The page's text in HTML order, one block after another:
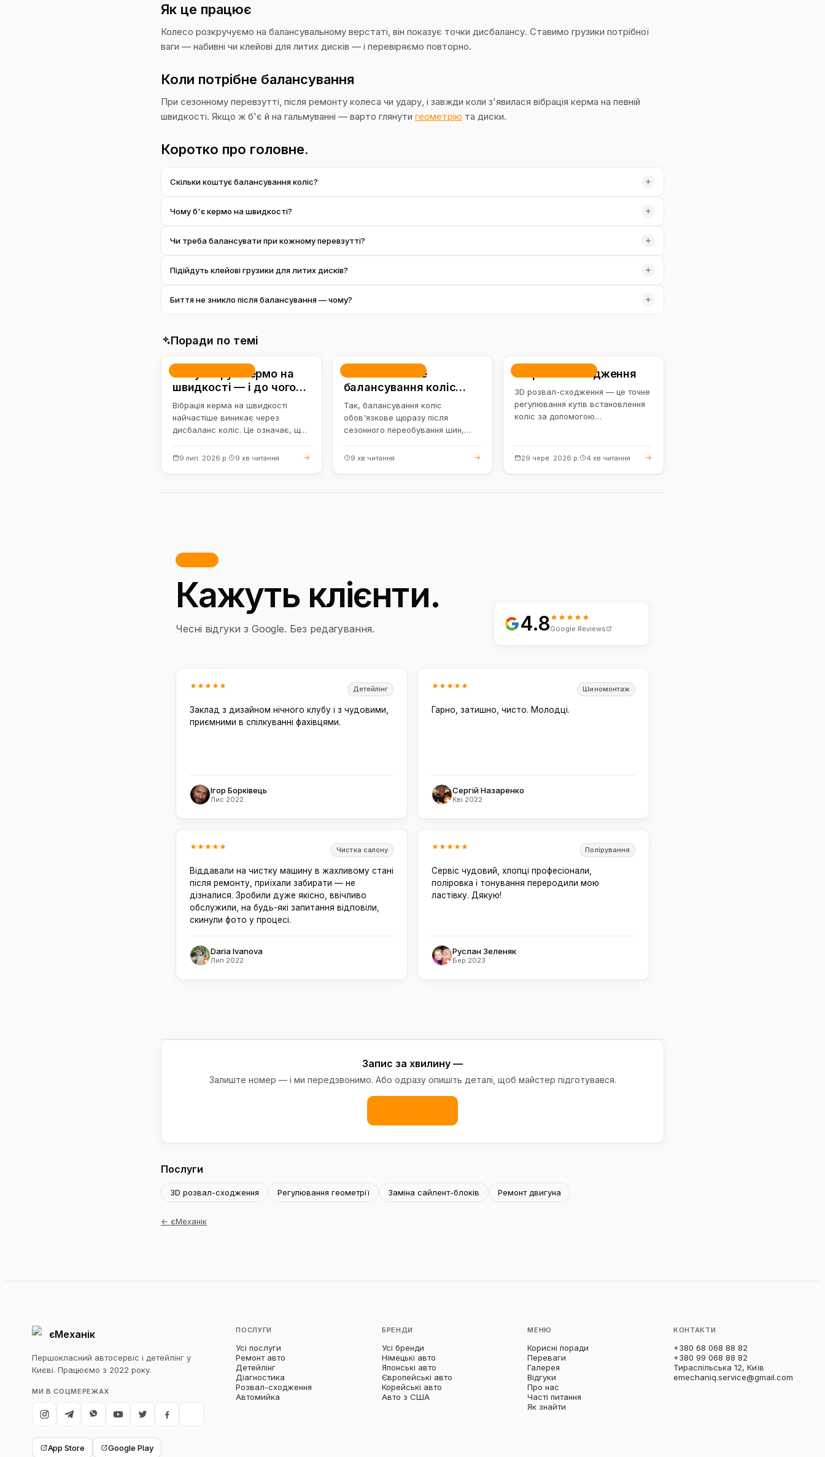
Як це працює
Колесо розкручуємо на балансувальному верстаті, він показує точки дисбалансу. Ставимо грузики потрібної
ваги — набивні чи клейові для литих дисків — і перевіряємо повторно.
Коли потрібне балансування
При сезонному перевзутті, після ремонту колеса чи удару, і завжди коли з'явилася вібрація керма на певній
швидкості. Якщо ж б'є й на гальмуванні — варто глянути геометрію та диски.
Коротко про головне.
Скільки коштує балансування коліс?
Чому б'є кермо на швидкості?
Чи треба балансувати при кожному перевзутті?
Підійдуть клейові грузики для литих дисків?
Биття не зникло після балансування — чому?
Поради по темі
Чому вібрує кермо на
швидкості — і до чого
тут балансування коліс
Вібрація керма на швидкості
найчастіше виникає через
дисбаланс коліс. Це означає, що
розподілена…
9 лип. 2026 р. 9 хв читання
Чи обов'язкове
балансування коліс
після сезонного
переобування
Так, балансування коліс
обов'язкове щоразу після
сезонного переобування шин,
зборі. Це не та…
9 хв читання
3d розвал сходження
3D розвал-сходження — це точне
регулювання кутів встановлення
коліс за допомогою
29 черв. 2026 р. 4 хв читання
Кажуть клієнти.
Чесні відгуки з Google. Без редагування. 4.8Google Reviews
Детейлінг
Заклад з дизайном нічного клубу і з чудовими,
приємними в спілкуванні фахівцями.
Ігор Борківець
Лис 2022
Шиномонтаж
Гарно, затишно, чисто. Молодці.
Сергій Назаренко
Кві 2022
Чистка салону
Віддавали на чистку машину в жахливому стані
після ремонту, приїхали забирати — не
дізналися. Зробили дуже якісно, ввічливо
обслужили, на будь-які запитання відповіли,
скинули фото у процесі.
Daria Ivanova
Лип 2022
Полірування
Сервіс чудовий, хлопці професіонали,
поліровка і тонування переродили мою
ластівку. Дякую!
Руслан Зеленяк
Бер 2023
Запис за хвилину —
Залиште номер — і ми передзвонимо. Або одразу опишіть деталі, щоб майстер підготувався.
Послуги
3D розвал-сходження Регулювання геометрії Заміна сайлент-блоків Ремонт двигуна
← єМеханік
єМеханік
Першокласний автосервіс і детейлінг у
Києві. Працюємо з 2022 року.
МИ В СОЦМЕРЕЖАХ
App Store Google Play
ПОСЛУГИ
Усі послуги
Ремонт авто
Детейлінг
Діагностика
Розвал-сходження
Автомийка
БРЕНДИ
Усі бренди
Німецькі авто
Японські авто
Європейські авто
Корейські авто
Авто з США
МЕНЮ
Корисні поради
Переваги
Галерея
Відгуки
Про нас
Часті питання
Як знайти
КОНТАКТИ
+380 68 068 88 82
+380 99 068 88 82
Тираспільська 12, Київ
emechaniq.service@gmail.com